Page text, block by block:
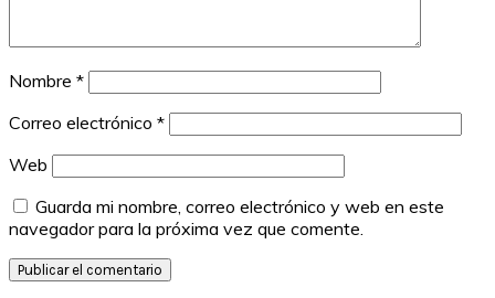
Nombre *
Correo electrónico *
Web
Guarda mi nombre, correo electrónico y web en este
navegador para la próxima vez que comente.